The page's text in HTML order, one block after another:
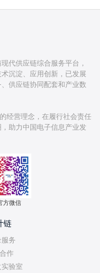
代供应链综合服务平台，
沉淀、应用创新，已发展
供应链协同配套和产业数
经营理念，在履行社会责任
助力中国电子信息产业发
方微信
链
务
作
验室